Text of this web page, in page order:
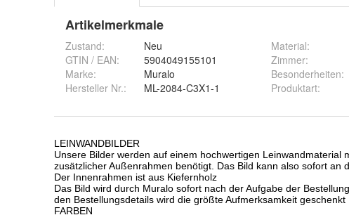
Artikelmerkmale
Zustand:
Neu
GTIN / EAN:
5904049155101
Marke:
Muralo
Hersteller Nr.:
ML-2084-C3X1-1
Material:
Zimmer:
Besonderheiten:
Produktart: